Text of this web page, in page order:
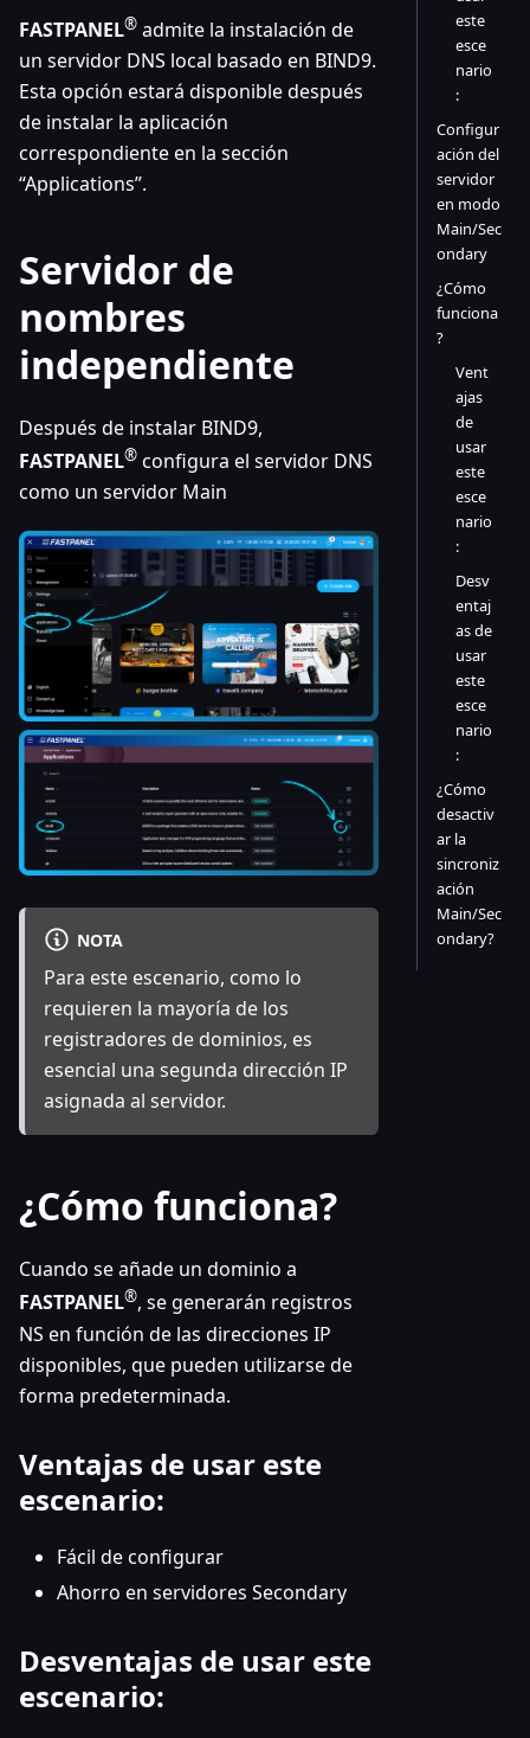
FASTPANEL® admite la instalación de
un servidor DNS local basado en BIND9.
Esta opción estará disponible después
de instalar la aplicación
correspondiente en la sección
“Applications”.
Servidor de
nombres
independiente
Después de instalar BIND9,
FASTPANEL® configura el servidor DNS
como un servidor Main
NOTA
Para este escenario, como lo
requieren la mayoría de los
registradores de dominios, es
esencial una segunda dirección IP
asignada al servidor.
¿Cómo funciona?
Cuando se añade un dominio a
FASTPANEL®, se generarán registros
NS en función de las direcciones IP
disponibles, que pueden utilizarse de
forma predeterminada.
Ventajas de usar este
escenario:
Fácil de configurar
Ahorro en servidores Secondary
Desventajas de usar este
escenario:
este
esce
nario
:
Configur
ación del
servidor
en modo
Main/Sec
ondary
¿Cómo
funciona
?
Vent
ajas
de
usar
este
esce
nario
:
Desv
entaj
as de
usar
este
esce
nario
:
¿Cómo
desactiv
ar la
sincroniz
ación
Main/Sec
ondary?